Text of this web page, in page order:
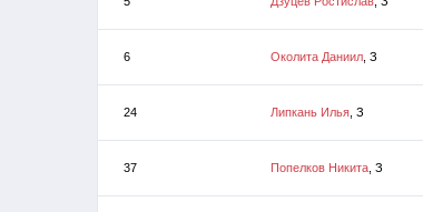
6 Околита Даниил , З
24 Липкань Илья , З
37 Попелков Никита , З